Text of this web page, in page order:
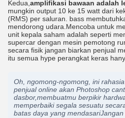
Kedua,amplifikasi bawaan adalah
mungkin output 10 ke 15 watt dari
(RMS) per saluran. bass
mendorong udara.Mencoba untuk
unit kepala saham adalah seperti
supercar dengan mesin pemotong
secara fisik jangan biarkan penjual
itu semua hype perangkat keras
Oh, ngomong-ngomong, ini
penjual online akan Photoshop
dasbor,membuatmu berpikir
memperbaiki segala sesuatu
batas daya yang